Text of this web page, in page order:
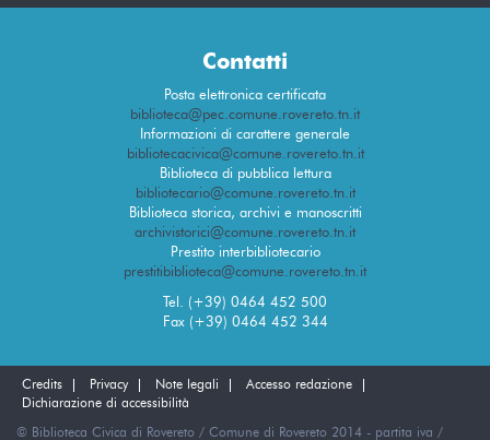
Contatti
Posta elettronica certificata
biblioteca@pec.comune.rovereto.tn.it
Informazioni di carattere generale
bibliotecacivica@comune.rovereto.tn.it
Biblioteca di pubblica lettura
bibliotecario@comune.rovereto.tn.it
Biblioteca storica, archivi e manoscritti
archivistorici@comune.rovereto.tn.it
Prestito interbibliotecario
prestitibiblioteca@comune.rovereto.tn.it
Tel. (+39) 0464 452 500
Fax (+39) 0464 452 344
Credits Privacy Note legali
Accesso redazione
Dichiarazione di accessibilità
© Biblioteca Civica di Rovereto / Comune di Rovereto 2014 - partita iva /